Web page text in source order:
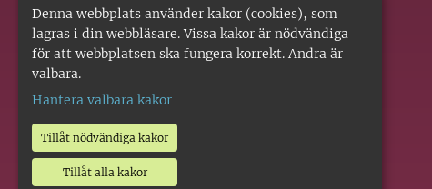
Denna webbplats använder kakor (cookies), som
lagras i din webbläsare. Vissa kakor är nödvändiga
för att webbplatsen ska fungera korrekt. Andra är
valbara.
Hantera valbara kakor
Tillåt nödvändiga kakor
Tillåt alla kakor